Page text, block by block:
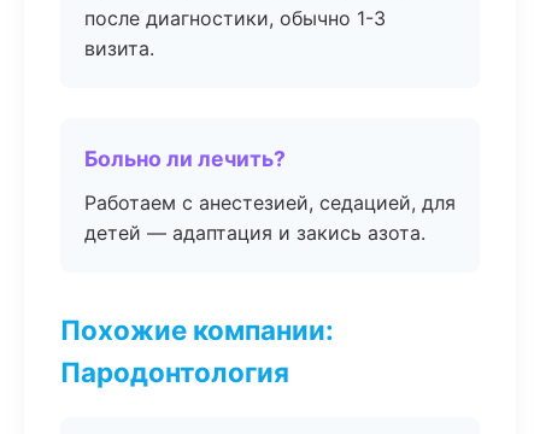
после диагностики, обычно 1-3
визита.
Больно ли лечить?
Работаем с анестезией, седацией, для
детей — адаптация и закись азота.
Похожие компании:
Пародонтология